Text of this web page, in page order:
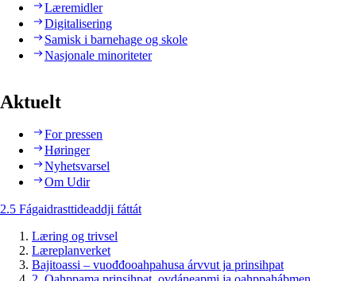
Læremidler
Digitalisering
Samisk i barnehage og skole
Nasjonale minoriteter
Aktuelt
For pressen
Høringer
Nyhetsvarsel
Om Udir
2.5 Fágaidrasttideaddji fáttát
Læring og trivsel
Læreplanverket
Bajitoassi – vuođđooahpahusa árvvut ja prinsihpat